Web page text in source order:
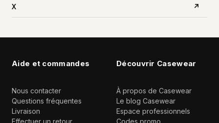
X ↗
Aide et commandes
Nous contacter
Questions fréquentes
Livraison
Effectuer un retour
Découvrir Casewear
À propos de Casewear
Le blog Casewear
Espace professionnels
Codes promo